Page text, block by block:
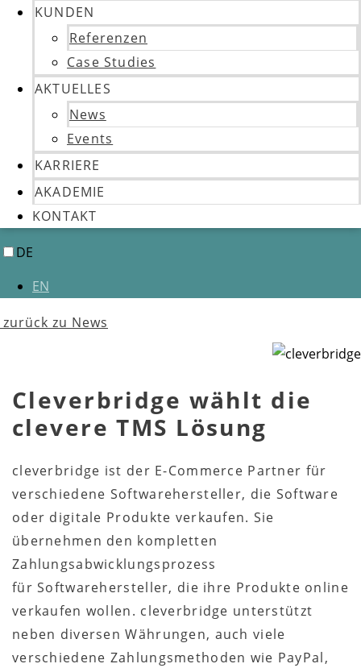
KUNDEN
Referenzen
Case Studies
AKTUELLES
News
Events
KARRIERE
AKADEMIE
KONTAKT
DE
EN
zurück zu News
Cleverbridge wählt die
clevere TMS Lösung
cleverbridge ist der E-Commerce Partner für
verschiedene Softwarehersteller, die Software
oder digitale Produkte verkaufen. Sie
übernehmen den kompletten
Zahlungsabwicklungsprozess
für Softwarehersteller, die ihre Produkte online
verkaufen wollen. cleverbridge unterstützt
neben diversen Währungen, auch viele
verschiedene Zahlungsmethoden wie PayPal,